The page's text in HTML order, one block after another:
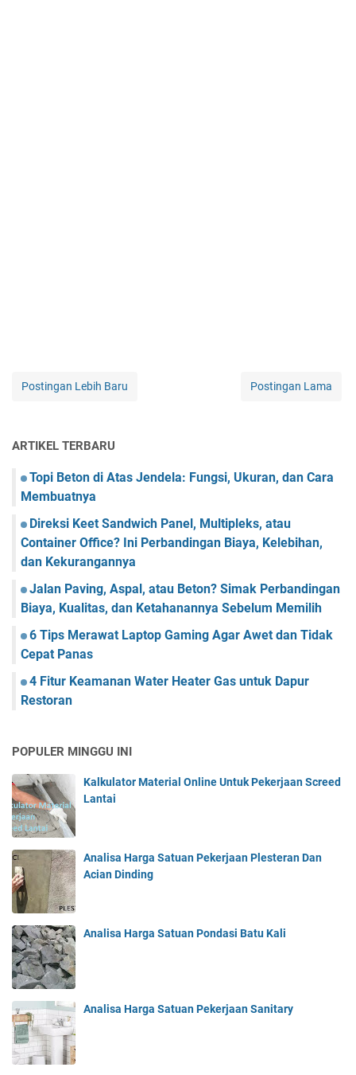
Postingan Lebih Baru Postingan Lama
ARTIKEL TERBARU
Topi Beton di Atas Jendela: Fungsi, Ukuran, dan Cara
Membuatnya
Direksi Keet Sandwich Panel, Multipleks, atau
Container Office? Ini Perbandingan Biaya, Kelebihan,
dan Kekurangannya
Jalan Paving, Aspal, atau Beton? Simak Perbandingan
Biaya, Kualitas, dan Ketahanannya Sebelum Memilih
6 Tips Merawat Laptop Gaming Agar Awet dan Tidak
Cepat Panas
4 Fitur Keamanan Water Heater Gas untuk Dapur
Restoran
POPULER MINGGU INI
Kalkulator Material Online Untuk Pekerjaan Screed
Lantai
Analisa Harga Satuan Pekerjaan Plesteran Dan
Acian Dinding
Analisa Harga Satuan Pondasi Batu Kali
Analisa Harga Satuan Pekerjaan Sanitary